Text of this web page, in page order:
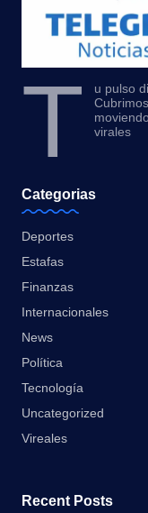
T
u pulso
virales
Categorias
Deportes
Estafas
Finanzas
Internacionales
News
Política
Tecnología
Uncategorized
Vireales
Recent Posts